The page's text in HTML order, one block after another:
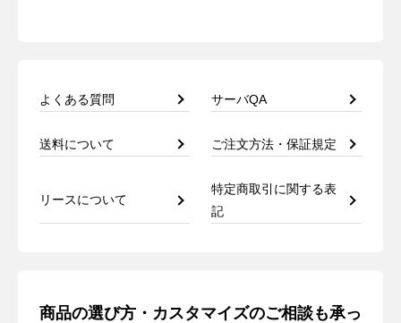
よくある質問 サーバQA
送料について ご注文方法・保証規定
リースについて
特定商取引に関する表
記
商品の選び方・カスタマイズのご相談も承っ